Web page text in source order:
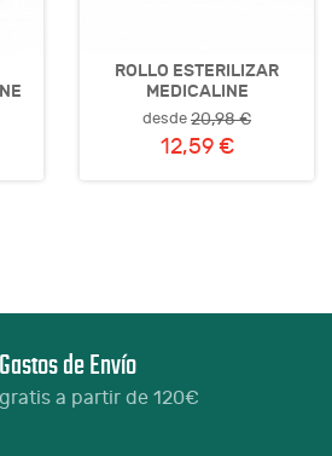
ROLLO ESTERILIZAR
MEDICALINE
desde20,98 €
12,59 €
Gastos de Envío
gratis a partir de 120€